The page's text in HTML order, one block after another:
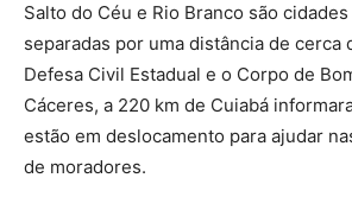
Salto do Céu e Rio Branco são
separadas por uma distância de cerca
Defesa Civil Estadual e o Corpo de
Cáceres, a 220 km de Cuiabá
estão em deslocamento para ajudar
de moradores.